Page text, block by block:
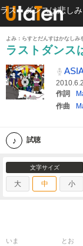
よみ：らすとだんすはかなしみ
ラストダンス
作詞
作曲
試聴
文字サイズ
大 中 小
いま とお